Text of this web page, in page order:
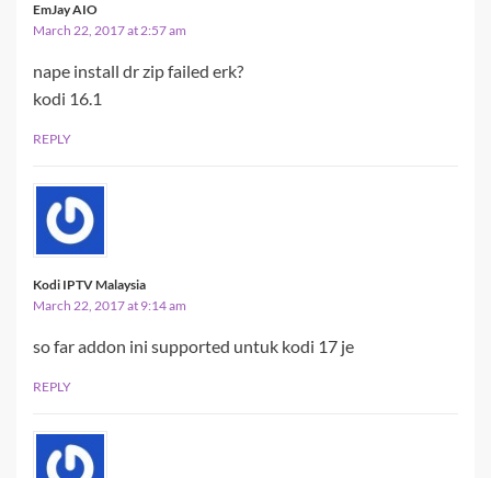
EmJay AIO
March 22, 2017 at 2:57 am
nape install dr zip failed erk?
kodi 16.1
REPLY
Kodi IPTV Malaysia
March 22, 2017 at 9:14 am
so far addon ini supported untuk kodi 17 je
REPLY